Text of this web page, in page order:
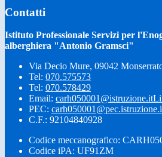
Contatti
Istituto Professionale Servizi per
alberghiera "Antonio Gramsci"
Via Decio Mure, 09042
Tel: 070.575573
Tel: 070.578429
Email: carh050001@istruzione.it
PEC:
C.F.: 92104840928
Codice meccanografico:
Codice iPA: UF91ZM